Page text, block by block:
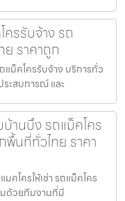
ครรับจ้าง รถ
ย ราคาถูก
แม็คโครรับจ้าง บริการทั่ว
ะสบการณ์ และ
านบึง รถแม็คโคร
พื้นที่ทั่วไทย ราคา
โครให้เช่า รถแม็คโคร
มด้วยทีมงานที่มี